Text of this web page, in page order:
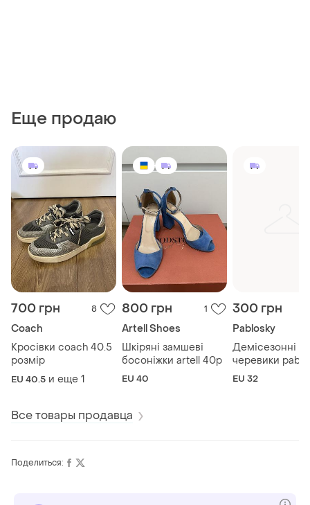
Еще продаю
700 грн 8
Coach
Кросівки coach 40.5
розмір
EU 40.5 и еще 1
800 грн 1
Artell Shoes
Шкіряні замшеві
босоніжки artell 40р
EU 40
300 грн
Pablosky
Демісезонні
черевики
32р
EU 32
Все товары продавца
Поделиться: